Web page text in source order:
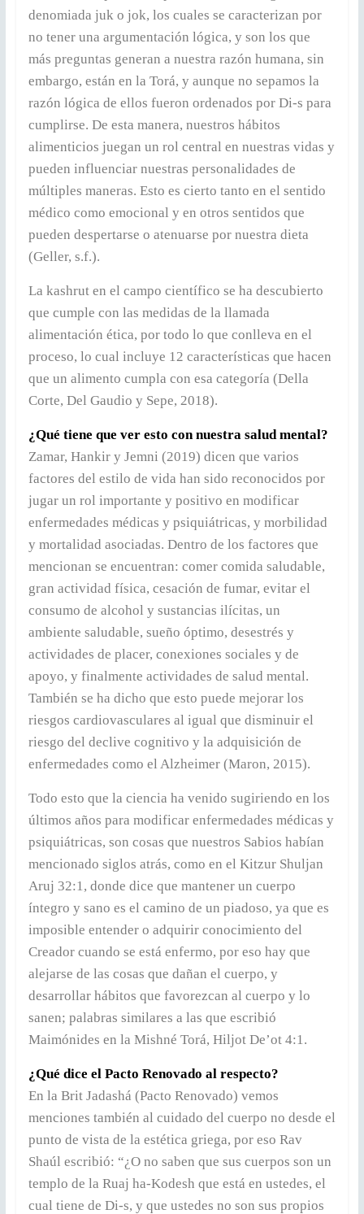
denomiada juk o jok, los cuales se caracterizan por
no tener una argumentación lógica, y son los que
más preguntas generan a nuestra razón humana, sin
embargo, están en la Torá, y aunque no sepamos la
razón lógica de ellos fueron ordenados por Di-s para
cumplirse. De esta manera, nuestros hábitos
alimenticios juegan un rol central en nuestras vidas y
pueden influenciar nuestras personalidades de
múltiples maneras. Esto es cierto tanto en el sentido
médico como emocional y en otros sentidos que
pueden despertarse o atenuarse por nuestra dieta
(Geller, s.f.).
La kashrut en el campo científico se ha descubierto
que cumple con las medidas de la llamada
alimentación ética, por todo lo que conlleva en el
proceso, lo cual incluye 12 características que hacen
que un alimento cumpla con esa categoría (Della
Corte, Del Gaudio y Sepe, 2018).
¿Qué tiene que ver esto con nuestra salud mental?
Zamar, Hankir y Jemni (2019) dicen que varios
factores del estilo de vida han sido reconocidos por
jugar un rol importante y positivo en modificar
enfermedades médicas y psiquiátricas, y morbilidad
y mortalidad asociadas. Dentro de los factores que
mencionan se encuentran: comer comida saludable,
gran actividad física, cesación de fumar, evitar el
consumo de alcohol y sustancias ilícitas, un
ambiente saludable, sueño óptimo, desestrés y
actividades de placer, conexiones sociales y de
apoyo, y finalmente actividades de salud mental.
También se ha dicho que esto puede mejorar los
riesgos cardiovasculares al igual que disminuir el
riesgo del declive cognitivo y la adquisición de
enfermedades como el Alzheimer (Maron, 2015).
Todo esto que la ciencia ha venido sugiriendo en los
últimos años para modificar enfermedades médicas y
psiquiátricas, son cosas que nuestros Sabios habían
mencionado siglos atrás, como en el Kitzur Shuljan
Aruj 32:1, donde dice que mantener un cuerpo
íntegro y sano es el camino de un piadoso, ya que es
imposible entender o adquirir conocimiento del
Creador cuando se está enfermo, por eso hay que
alejarse de las cosas que dañan el cuerpo, y
desarrollar hábitos que favorezcan al cuerpo y lo
sanen; palabras similares a las que escribió
Maimónides en la Mishné Torá, Hiljot De’ot 4:1.
¿Qué dice el Pacto Renovado al respecto?
En la Brit Jadashá (Pacto Renovado) vemos
menciones también al cuidado del cuerpo no desde el
punto de vista de la estética griega, por eso Rav
Shaúl escribió: “¿O no saben que sus cuerpos son un
templo de la Ruaj ha-Kodesh que está en ustedes, el
cual tiene de Di-s, y que ustedes no son sus propios